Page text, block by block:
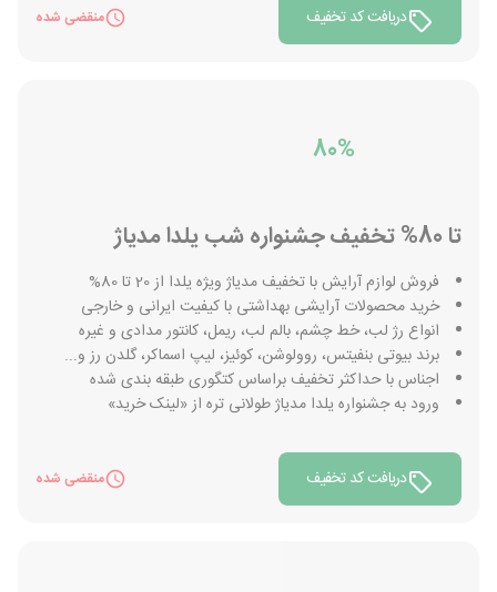
دریافت کد تخفیف منقضی شده
80%
تا 80% تخفیف جشنواره شب یلدا مدیاژ
فروش لوازم آرایش با تخفیف مدیاژ ویژه یلدا از 20 تا 80%
خريد محصولات آرایشی بهداشتی با کيفيت ایرانی و خارجی
انواع رژ لب، خط چشم، بالم لب، ریمل، کانتور مدادی و غیره
برند بیوتی بنفیتس، روولوشن، کوئیز، لیپ اسماکر، گلدن رز و...
اجناس با حداکثر تخفیف براساس کتگوری طبقه بندی شده
ورود به جشنواره یلدا مدیاژ طولانی تره از «لینک خرید»
دریافت کد تخفیف منقضی شده